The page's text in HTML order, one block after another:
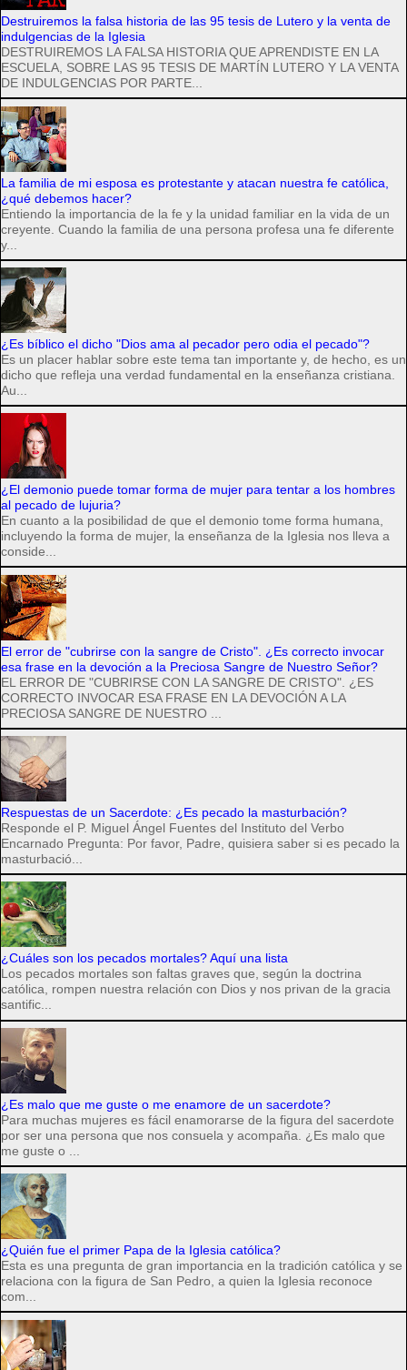
Destruiremos la falsa historia de las 95 tesis de Lutero y la venta de
indulgencias de la Iglesia
DESTRUIREMOS LA FALSA HISTORIA QUE APRENDISTE EN LA
ESCUELA, SOBRE LAS 95 TESIS DE MARTÍN LUTERO Y LA VENTA
DE INDULGENCIAS POR PARTE...
La familia de mi esposa es protestante y atacan nuestra fe católica,
¿qué debemos hacer?
Entiendo la importancia de la fe y la unidad familiar en la vida de un
creyente. Cuando la familia de una persona profesa una fe diferente
y...
¿Es bíblico el dicho "Dios ama al pecador pero odia el pecado"?
Es un placer hablar sobre este tema tan importante y, de hecho, es un
dicho que refleja una verdad fundamental en la enseñanza cristiana.
Au...
¿El demonio puede tomar forma de mujer para tentar a los hombres
al pecado de lujuria?
En cuanto a la posibilidad de que el demonio tome forma humana,
incluyendo la forma de mujer, la enseñanza de la Iglesia nos lleva a
conside...
El error de "cubrirse con la sangre de Cristo". ¿Es correcto invocar
esa frase en la devoción a la Preciosa Sangre de Nuestro Señor?
EL ERROR DE "CUBRIRSE CON LA SANGRE DE CRISTO". ¿ES
CORRECTO INVOCAR ESA FRASE EN LA DEVOCIÓN A LA
PRECIOSA SANGRE DE NUESTRO ...
Respuestas de un Sacerdote: ¿Es pecado la masturbación?
Responde el P. Miguel Ángel Fuentes del Instituto del Verbo
Encarnado Pregunta: Por favor, Padre, quisiera saber si es pecado la
masturbació...
¿Cuáles son los pecados mortales? Aquí una lista
Los pecados mortales son faltas graves que, según la doctrina
católica, rompen nuestra relación con Dios y nos privan de la gracia
santific...
¿Es malo que me guste o me enamore de un sacerdote?
Para muchas mujeres es fácil enamorarse de la figura del sacerdote
por ser una persona que nos consuela y acompaña. ¿Es malo que
me guste o ...
¿Quién fue el primer Papa de la Iglesia católica?
Esta es una pregunta de gran importancia en la tradición católica y se
relaciona con la figura de San Pedro, a quien la Iglesia reconoce
com...